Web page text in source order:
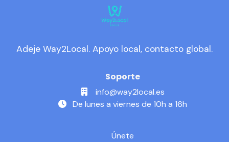
Adeje Way2Local. Apoyo local, contacto global.
Soporte
info@way2local.es
De lunes a viernes de 10h a 16h
Únete